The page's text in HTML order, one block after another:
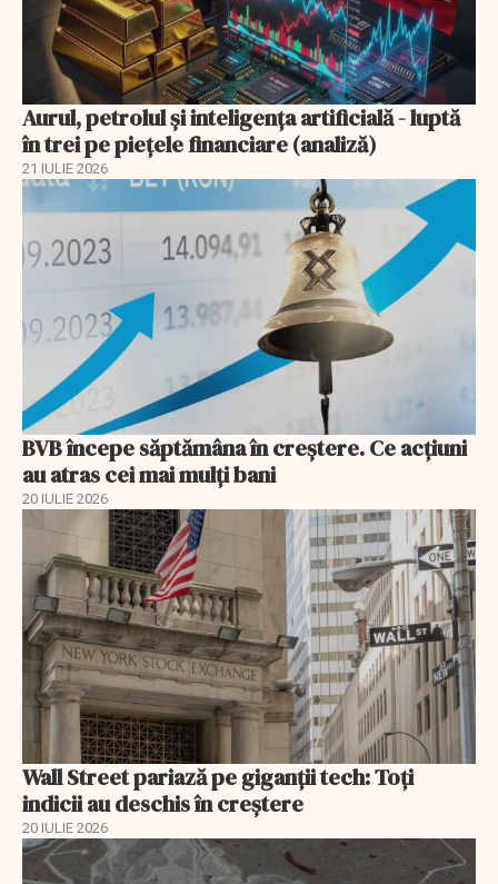
Aurul, petrolul şi inteligenţa artificială - luptă
în trei pe piețele financiare (analiză)
21 IULIE 2026
BVB începe săptămâna în creștere. Ce acțiuni
au atras cei mai mulți bani
20 IULIE 2026
Wall Street pariază pe giganții tech: Toți
indicii au deschis în creștere
20 IULIE 2026